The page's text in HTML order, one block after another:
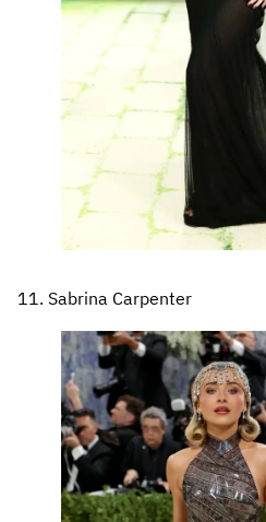
11. Sabrina Carpenter